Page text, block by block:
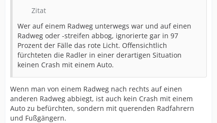
Zitat
Wer auf einem Radweg unterwegs war und auf einen
Radweg oder -streifen abbog, ignorierte gar in 97
Prozent der Fälle das rote Licht. Offensichtlich
fürchteten die Radler in einer derartigen Situation
keinen Crash mit einem Auto.
Wenn man von einem Radweg nach rechts auf einen
anderen Radweg abbiegt, ist auch kein Crash mit einem
Auto zu befürchten, sondern mit querenden Radfahrern
und Fußgängern.